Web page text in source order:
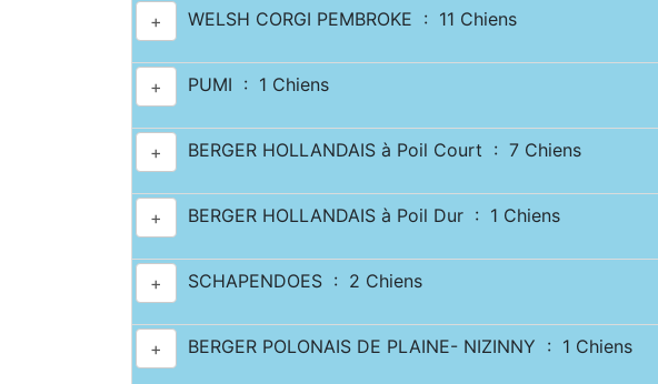
+ WELSH CORGI PEMBROKE : 11 Chiens
+ PUMI : 1 Chiens
+ BERGER HOLLANDAIS à Poil Court : 7 Chiens
+ BERGER HOLLANDAIS à Poil Dur : 1 Chiens
+ SCHAPENDOES : 2 Chiens
+ BERGER POLONAIS DE PLAINE- NIZINNY : 1 Chiens